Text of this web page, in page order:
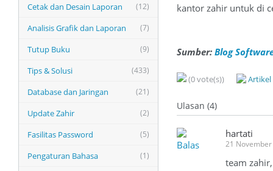
(12)
Cetak dan Desain Laporan
(7)
Analisis Grafik dan Laporan
(9)
Tutup Buku
(433)
Tips & Solusi
(21)
Database dan Jaringan
(2)
Update Zahir
(5)
Fasilitas Password
(1)
Pengaturan Bahasa
kantor zahir untuk di
Sumber: Blog
(0 vote(s))
Ulasan (4)
Balas
hartati
21
team zahir,